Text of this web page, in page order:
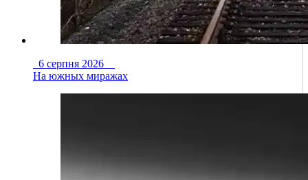
6 серпня 2026
На южных миражах